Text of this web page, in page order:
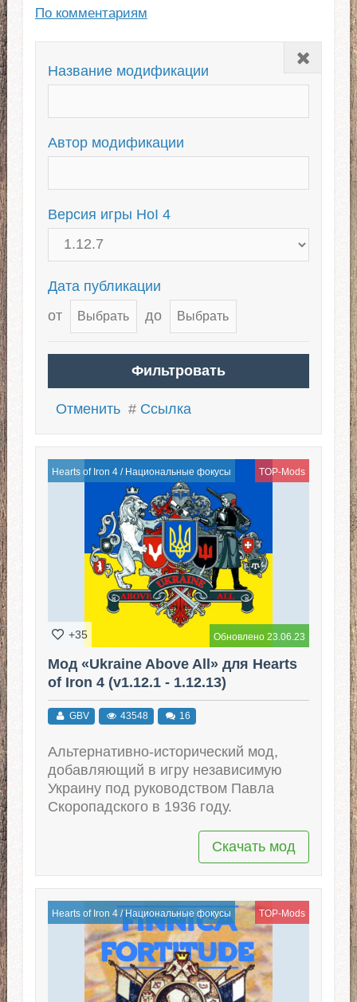
По комментариям
Закрыть
Название модификации
Автор модификации
Версия игры HoI 4
Дата публикации
от
до
Отменить # Ссылка
Hearts of Iron 4/ Национальные фокусы TOP-Mods
Обновлено 23.06.23
+35
Мод «Ukraine Above All» для Hearts
of Iron 4 (v1.12.1 - 1.12.13)
GBV 43548 16
Альтернативно-исторический мод,
добавляющий в игру независимую
Украину под руководством Павла
Скоропадского в 1936 году.
Скачать мод
Hearts of Iron 4/Национальные фокусы TOP-Mods